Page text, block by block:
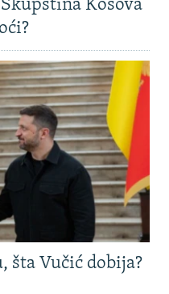
Kosova
šta Vučić dobija?